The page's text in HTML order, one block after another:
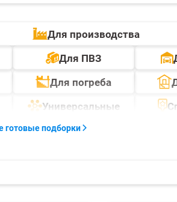
Для производства
Для ПВЗ
Для погреба
Универсальные
готовые подборки